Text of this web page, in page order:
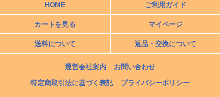
HOME ご利用ガイド
カートを見る マイページ
送料について 返品・交換について
運営会社案内 お問い合わせ
特定商取引法に基づく表記 プライバシーポリシー